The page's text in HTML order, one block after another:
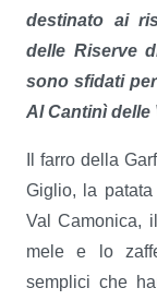
destinato ai
delle Riserve
sono sfidati
Al Cantinì delle
Il farro della
Giglio, la
Val Camonica,
mele e lo
semplici che